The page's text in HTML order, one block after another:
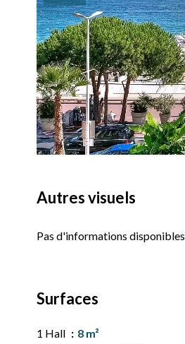
Autres visuels
Pas d'informations disponibles
Surfaces
1 Hall
8 m²